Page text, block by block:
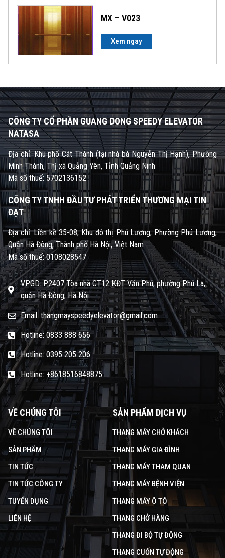
MX – V023
Xem ngay
CÔNG TY CỔ PHẦN GUANG DONG SPEEDY ELEVATOR
NATASA
Địa chỉ: Khu phố Cát Thành (tại nhà bà Nguyễn Thị Hạnh), Phường
Minh Thành, Thị xã Quảng Yên, Tỉnh Quảng Ninh
Mã số thuế: 5702136152
CÔNG TY TNHH ĐẦU TƯ PHÁT TRIỂN THƯƠNG MẠI TIN
ĐẠT
Địa chỉ: Liền kề 35-08, Khu đô thị Phú Lương, Phường Phú Lương,
Quận Hà Đông, Thành phố Hà Nội, Việt Nam
Mã số thuế: 0108028547
VPGD: P.2407 Tòa nhà CT12 KĐT Văn Phú, phường Phú La,
quận Hà Đông, Hà Nội
Email: thangmayspeedyelevator@gmail.com
Hotline: 0833 888 656
Hotline: 0395 205 206
Hotline: +8618516848875
VỀ CHÚNG TÔI
VỀ CHÚNG TÔI
SẢN PHẨM
TIN TỨC
TIN TỨC CÔNG TY
TUYỂN DỤNG
LIÊN HỆ
SẢN PHẨM DỊCH VỤ
THANG MÁY CHỞ KHÁCH
THANG MÁY GIA ĐÌNH
THANG MÁY THAM QUAN
THANG MÁY BỆNH VIỆN
THANG MÁY Ô TÔ
THANG CHỞ HÀNG
THANG ĐI BỘ TỰ ĐỘNG
THANG CUỐN TỰ ĐỘNG